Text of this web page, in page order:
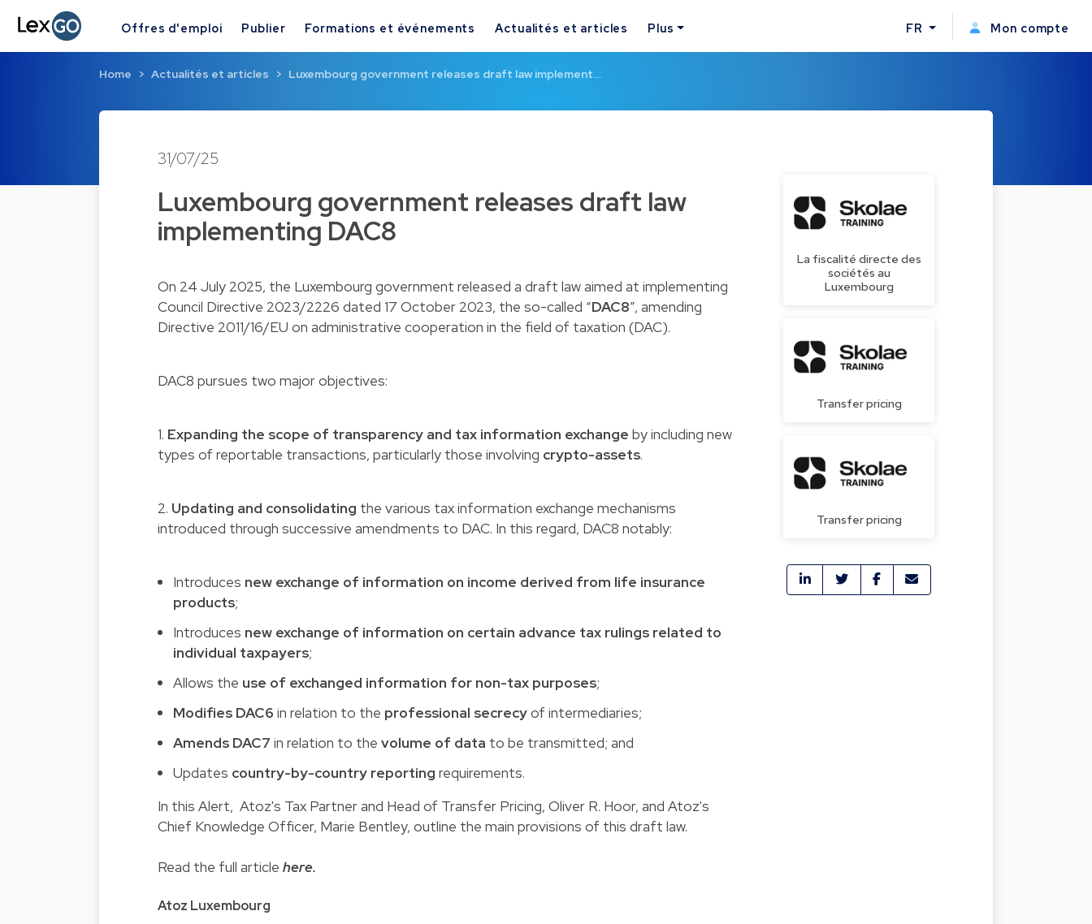
Offres d'emploi Publier Formations et événements Actualités et articles Plus FR Mon compte
Home Actualités et articles Luxembourg government releases draft law implement…
31/07/25
Luxembourg government releases draft law
implementing DAC8
On 24 July 2025, the Luxembourg government released a draft lawaimed at implementing
Council Directive 2023/2226 dated 17 October 2023, the so-called “DAC8”, amending
Directive 2011/16/EU on administrative cooperation in the field of taxation (DAC).
DAC8 pursues two major objectives:
1. Expanding the scope of transparency and tax information exchange by including new
types of reportable transactions, particularly those involving crypto-assets.
2. Updating and consolidating the various tax information exchange mechanisms
introduced through successive amendments to DAC. In this regard, DAC8 notably:
Introduces new exchange of information on income derived from life insurance
products;
Introduces new exchange of information on certain advance tax rulings related to
individual taxpayers;
Allows the use of exchanged information for non-tax purposes;
Modifies DAC6 in relation to the professional secrecyof intermediaries;
Amends DAC7 in relation to thevolume of data to be transmitted; and
Updates country-by-country reporting requirements.
In this Alert, Atoz's Tax Partner and Head of Transfer Pricing, Oliver R. Hoor, and Atoz's
Chief Knowledge Officer, Marie Bentley, outline the main provisions of this draft law.
Read the full article here.
Atoz Luxembourg
La fiscalité directe des
sociétés au
Luxembourg
Transfer pricing
Transfer pricing